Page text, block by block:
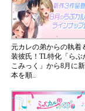
元カレの弟からの執着
装彼氏！TL特化「らぶ
こみっく」から8月に
本を順..